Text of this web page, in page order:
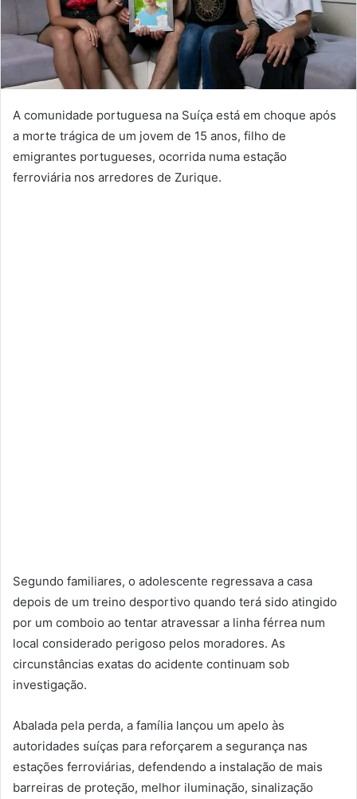
A comunidade portuguesa na Suíça está em choque após
a morte trágica de um jovem de 15 anos, filho de
emigrantes portugueses, ocorrida numa estação
ferroviária nos arredores de Zurique.
Segundo familiares, o adolescente regressava a casa
depois de um treino desportivo quando terá sido atingido
por um comboio ao tentar atravessar a linha férrea num
local considerado perigoso pelos moradores. As
circunstâncias exatas do acidente continuam sob
investigação.
Abalada pela perda, a família lançou um apelo às
autoridades suíças para reforçarem a segurança nas
estações ferroviárias, defendendo a instalação de mais
barreiras de proteção, melhor iluminação, sinalização